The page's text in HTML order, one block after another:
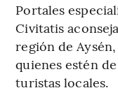
Portales
Civitatis
región de
quienes estén
turistas locales.